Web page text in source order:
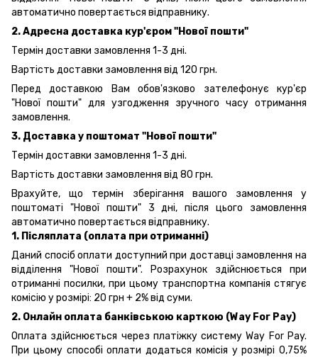
автоматично повертається відправнику.
2. Адресна доставка кур'єром "Нової пошти"
Термін доставки замовлення 1-3 дні.
Вартість доставки замовлення від 120 грн.
Перед доставкою Вам обов'язково зателефонує кур'єр
"Нової пошти" для узгодження зручного часу отримання
замовлення.
3. Доставка у поштомат "Нової пошти"
Термін доставки замовлення 1-3 дні.
Вартість доставки замовлення від 80 грн.
Врахуйте, що термін зберігання вашого замовлення у
поштоматі "Нової пошти" 3 дні, після цього замовлення
автоматично повертається відправнику.
1. Післяплата (оплата при отриманні)
Даний спосіб оплати доступний при доставці замовлення на
відділення "Нової пошти". Розрахунок здійснюється при
отриманні посилки, при цьому транспортна компанія стягує
комісію у розмірі: 20 грн + 2% від суми.
2. Онлайн оплата банківською карткою (Way For Pay)
Оплата здійснюється через платіжку систему Way For Pay.
При цьому способі оплати додаться комісія у розмірі 0,75%